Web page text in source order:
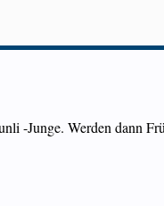
-Junge. Werden dann